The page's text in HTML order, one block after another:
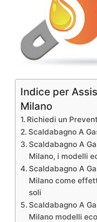
Indice per
Milano
Richiedi un
Scaldabagno A
Scaldabagno A
Milano, i modelli
Scaldabagno A
Milano come
soli
Scaldabagno A
Milano modelli